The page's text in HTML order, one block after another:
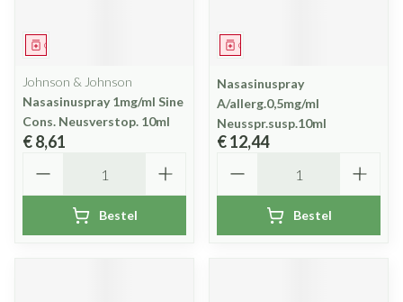
Geneesmiddel
Johnson & Johnson
Nasasinuspray 1mg/ml Sine
Cons. Neusverstop. 10ml
€ 8,61
Bestel
Geneesmiddel
Nasasinuspray
A/allerg.0,5mg/ml
Neusspr.susp.10ml
€ 12,44
Bestel